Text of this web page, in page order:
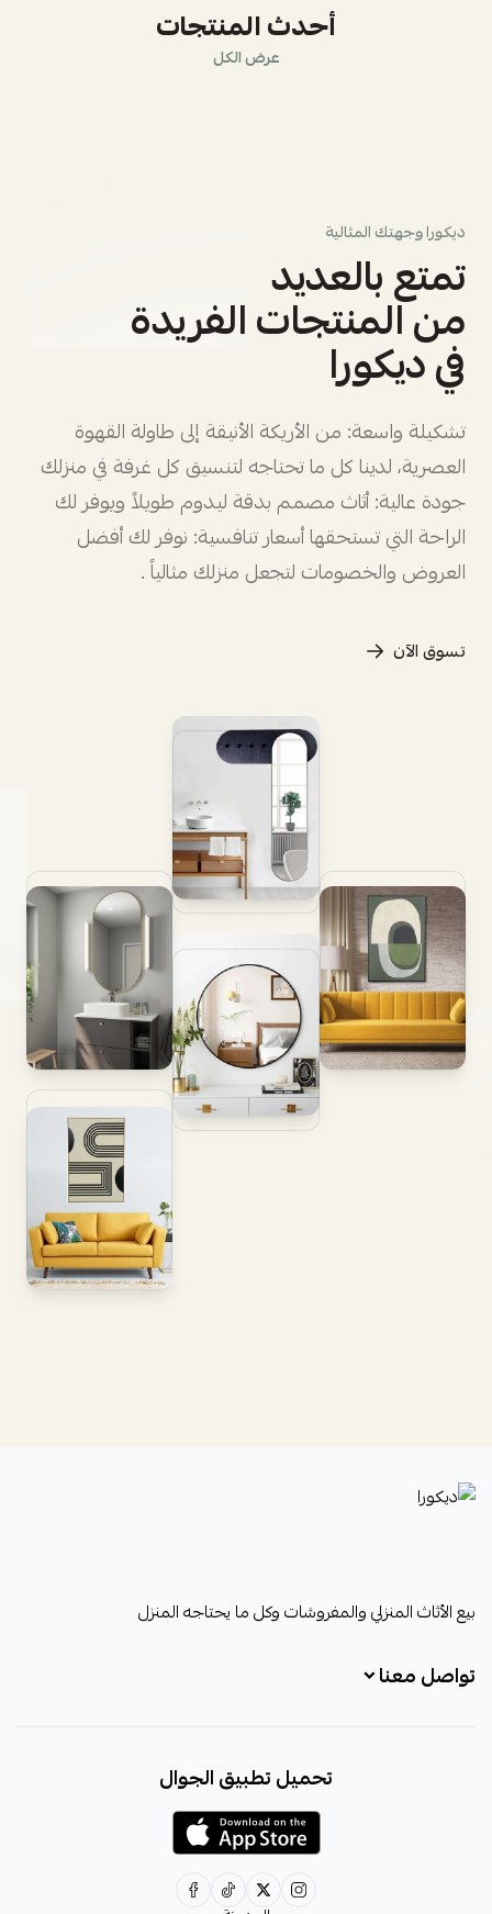
أحدث المنتجات
عرض الكل
ديكورا وجهتك المثالية
تمتع بالعديد
من المنتجات الفريدة
في ديكورا
تشكيلة واسعة: من الأريكة الأنيقة إلى طاولة القهوة
العصرية، لدينا كل ما تحتاجه لتنسيق كل غرفة في منزلك
جودة عالية: أثاث مصمم بدقة ليدوم طويلاً ويوفر لك
الراحة التي تستحقها أسعار تنافسية: نوفر لك أفضل
العروض والخصومات لتجعل منزلك مثالياً .
تسوق الآن
ديكورا
بيع الأثاث المنزلي والمفروشات وكل ما يحتاجه المنزل
تواصل معنا
decora6586@gmail.com
تحميل تطبيق الجوال